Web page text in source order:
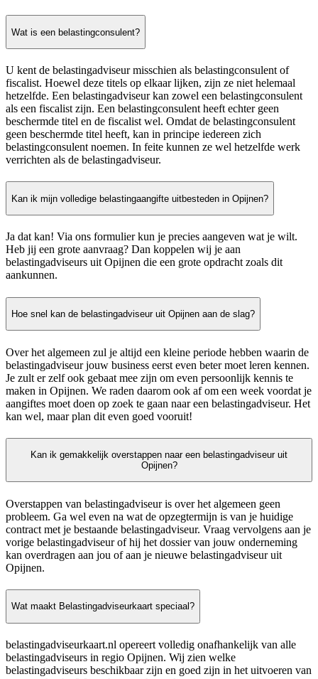
Wat is een belastingconsulent?
U kent de belastingadviseur misschien als belastingconsulent of
fiscalist. Hoewel deze titels op elkaar lijken, zijn ze niet helemaal
hetzelfde. Een belastingadviseur kan zowel een belastingconsulent
als een fiscalist zijn. Een belastingconsulent heeft echter geen
beschermde titel en de fiscalist wel. Omdat de belastingconsulent
geen beschermde titel heeft, kan in principe iedereen zich
belastingconsulent noemen. In feite kunnen ze wel hetzelfde werk
verrichten als de belastingadviseur.
Kan ik mijn volledige belastingaangifte uitbesteden in Opijnen?
Ja dat kan! Via ons formulier kun je precies aangeven wat je wilt.
Heb jij een grote aanvraag? Dan koppelen wij je aan
belastingadviseurs uit Opijnen die een grote opdracht zoals dit
aankunnen.
Hoe snel kan de belastingadviseur uit Opijnen aan de slag?
Over het algemeen zul je altijd een kleine periode hebben waarin de
belastingadviseur jouw business eerst even beter moet leren kennen.
Je zult er zelf ook gebaat mee zijn om even persoonlijk kennis te
maken in Opijnen. We raden daarom ook af om een week voordat je
aangiftes moet doen op zoek te gaan naar een belastingadviseur. Het
kan wel, maar plan dit even goed vooruit!
Kan ik gemakkelijk overstappen naar een belastingadviseur uit
Opijnen?
Overstappen van belastingadviseur is over het algemeen geen
probleem. Ga wel even na wat de opzegtermijn is van je huidige
contract met je bestaande belastingadviseur. Vraag vervolgens aan je
vorige belastingadviseur of hij het dossier van jouw onderneming
kan overdragen aan jou of aan je nieuwe belastingadviseur uit
Opijnen.
Wat maakt Belastingadviseurkaart speciaal?
belastingadviseurkaart.nl opereert volledig onafhankelijk van alle
belastingadviseurs in regio Opijnen. Wij zien welke
belastingadviseurs beschikbaar zijn en goed zijn in het uitvoeren van